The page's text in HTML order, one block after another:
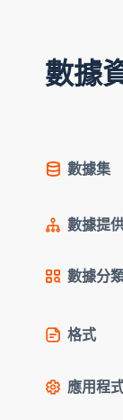
數據
數據集
數據提
數據分
格式
應用程